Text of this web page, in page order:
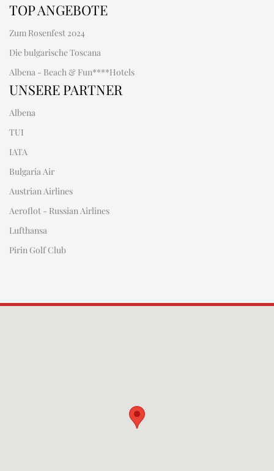
TOP ANGEBOTE
Zum Rosenfest 2024
Die bulgarische Toscana
Albena - Beach & Fun****Hotels
UNSERE PARTNER
Albena
TUI
IATA
Bulgaria Air
Austrian Airlines
Aeroflot - Russian Airlines
Lufthansa
Pirin Golf Club